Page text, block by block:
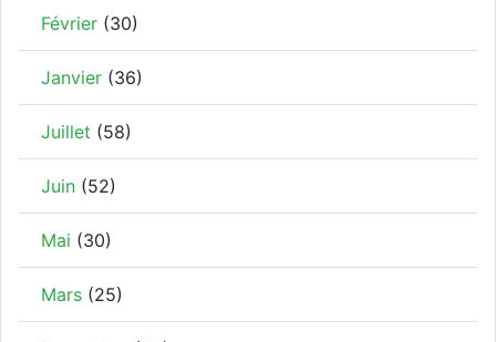
Février (30)
Janvier (36)
Juillet (58)
Juin (52)
Mai (30)
Mars (25)